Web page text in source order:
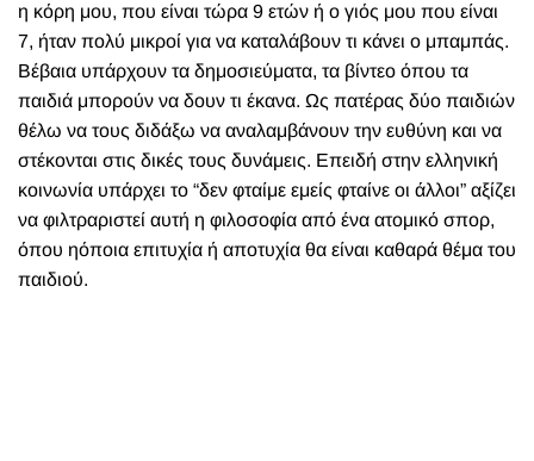
η κόρη μου, που είναι τώρα 9 ετών ή ο γιός μου που είναι
7, ήταν πολύ μικροί για να καταλάβουν τι κάνει ο μπαμπάς.
Βέβαια υπάρχουν τα δημοσιεύματα, τα βίντεο όπου τα
παιδιά μπορούν να δουν τι έκανα. Ως πατέρας δύο παιδιών
θέλω να τους διδάξω να αναλαμβάνουν την ευθύνη και να
στέκονται στις δικές τους δυνάμεις. Επειδή στην ελληνική
κοινωνία υπάρχει το “δεν φταίμε εμείς φταίνε οι άλλοι” αξίζει
να φιλτραριστεί αυτή η φιλοσοφία από ένα ατομικό σπορ,
όπου ηόποια επιτυχία ή αποτυχία θα είναι καθαρά θέμα του
παιδιού.